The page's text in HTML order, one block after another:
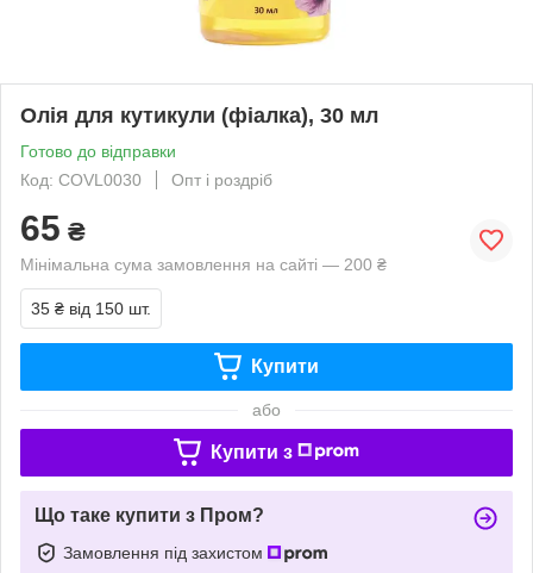
Олія для кутикули (фіалка), 30 мл
Готово до відправки
Код: COVL0030
Опт і роздріб
65 ₴
Мінімальна сума замовлення на сайті — 200 ₴
35 ₴ від 150 шт.
Купити
або
Купити з
Що таке купити з Пром?
Замовлення під захистом